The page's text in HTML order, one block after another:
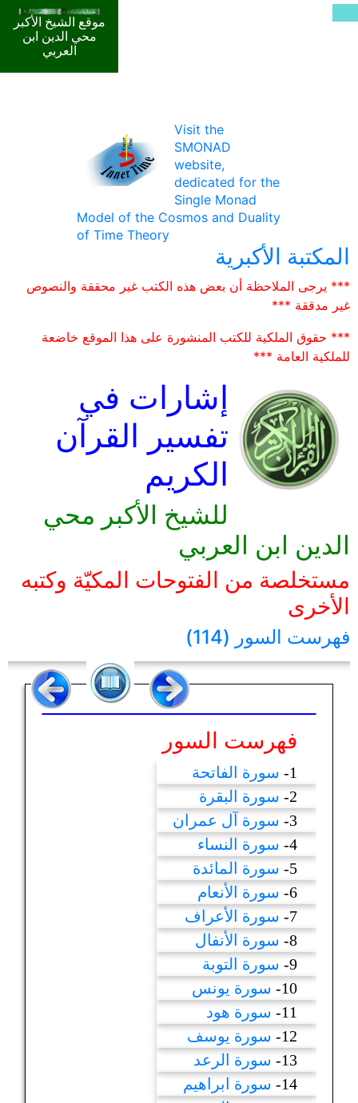
موقع الشيخ الأكبر
محي الدين ابن
العربي
Visit the
SMONAD
website,
dedicated for the
Single Monad
Model of the Cosmos and Duality
of Time Theory
المكتبة الأكبرية
*** يرجى الملاحظة أن بعض هذه الكتب غير محققة والنصوص
غير مدققة ***
*** حقوق الملكية للكتب المنشورة على هذا الموقع خاضعة
للملكية العامة ***
إشارات في
تفسير القرآن
الكريم
للشيخ الأكبر محي
الدين ابن العربي
مستخلصة من الفتوحات المكيّة وكتبه
الأخرى
فهرست السور (114)
فهرست السور
1-
سورة الفاتحة
2-
سورة البقرة
3-
سورة آل عمران
4- سورة النساء
5-
سورة المائدة
6- سورة الأنعام
7-
سورة الأعراف
8- سورة الأنفال
9- سورة التوبة
10-
سورة يونس
11-
سورة هود
12-
سورة يوسف
13-
سورة الرعد
14-
سورة ابراهيم